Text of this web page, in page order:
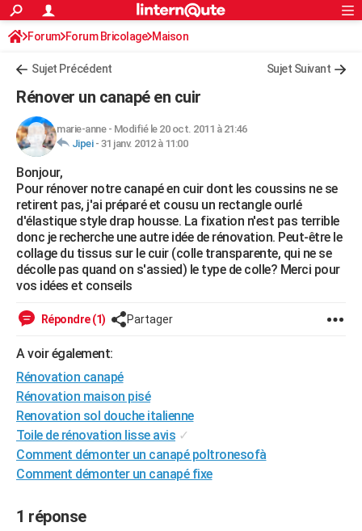
ACTUALITÉS
Politique
Société
Faits Divers
Education
Monde
Villes
+
FINANCE
Retraite
Impôts
Epargne
Immobilier
Risques naturels par ville
Banque
Assurance
Crédit
AUTO
Essais
Réserver un essai
Citadines
Berlines
SUV
Forum auto
+HIGH-TECH
Mobiles
Meilleur smartphone
Internet
Ordinateurs
Jeux vidéo
Guide high-tech
+BRICOLAGE
Forum
Aménagement intérieur
Extérieur
Cuisine
Salle de bains
Jardinage
Rangement
WEEK-END
Guides de France
Escapades
Patrimoine
Expositions
Musées
Week-end nature
LIFESTYLE
Art de vivre
Bien-être
Loisirs
Mode
Modes de vie
SANTE
VOYAGE
Destinations
City break
Voyage nature
Voyage de noces
Forum
Climat
PHOTO
GUIDES D'ACHAT
BONS PLANS
CARTE DE VOEUX
Carte de Noël
Carte Bonne année
Carte Saint-Valentin
Carte Pâques
Carte d'anniversaire
DICTIONNAIRE
S'inscrire
Connexion
Forum Forum Bricolage Maison
Sujet Précédent Sujet Suivant
Rénover un canapé en cuir
marie-anne- Modifié le 20 oct. 2011 à 21:46
Jipei- 31 janv. 2012 à 11:00
Bonjour,
Pour rénover notre canapé en cuir dont les coussins ne se
retirent pas, j'ai préparé et cousu un rectangle ourlé
d'élastique style drap housse. La fixation n'est pas terrible
donc je recherche une autre idée de rénovation. Peut-être le
collage du tissus sur le cuir (colle transparente, qui ne se
décolle pas quand on s'assied) le type de colle? Merci pour
vos idées et conseils
Répondre (1) Partager
A voir également:
Rénovation canapé
Rénovation maison pisé
Renovation sol douche italienne
Toile de rénovation lisse avis ✓
Comment démonter un canapé poltronesofà
Comment démonter un canapé fixe
1 réponse